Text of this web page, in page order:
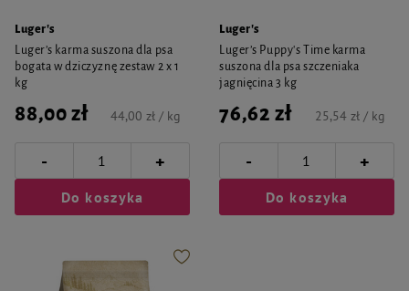
Luger's
Luger’s karma suszona dla psa
bogata w dziczyznę zestaw 2 x 1
kg
88,00 zł 44,00 zł / kg
- +
Do koszyka
Luger's
Luger’s Puppy's Time karma
suszona dla psa szczeniaka
jagnięcina 3 kg
76,62 zł 25,54 zł / kg
- +
Do koszyka